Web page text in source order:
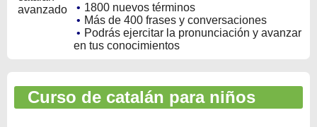
• 1800 nuevos términos
• Más de 400 frases y conversaciones
• Podrás ejercitar la pronunciación y avanzar
en tus conocimientos
Curso de catalán para niños